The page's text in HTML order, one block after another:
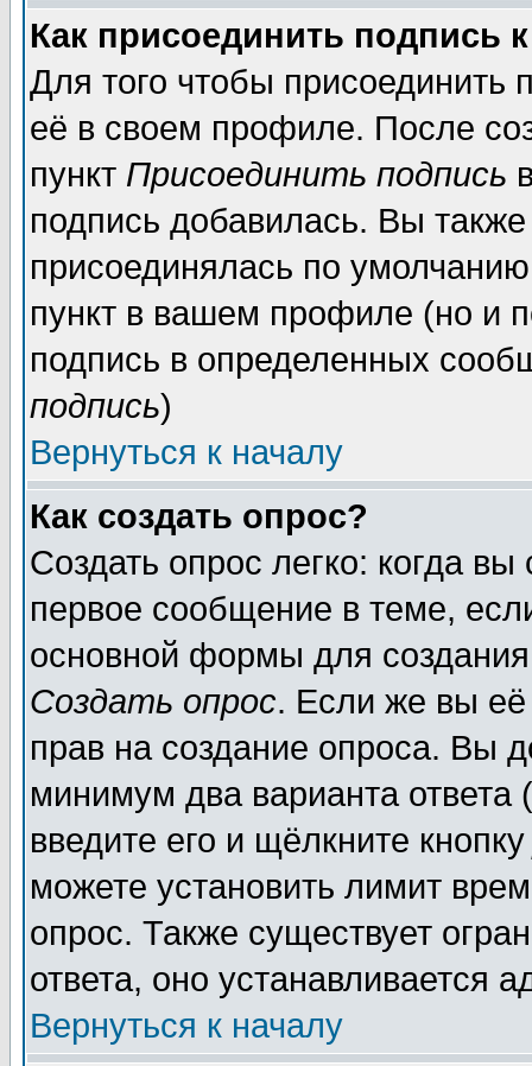
Как присоединить подпись
Для того чтобы присоединить
её в своем профиле. После
пункт Присоединить подпись
подпись добавилась. Вы
присоединялась по
пункт в вашем профиле (но и
подпись в определенных
подпись)
Вернуться к началу
Как создать опрос?
Создать опрос легко: когда
первое сообщение в теме,
основной формы для
Создать опрос. Если же вы её
прав на создание опроса. Вы
минимум два варианта ответа
введите его и щёлкните
можете установить лимит
опрос. Также существует
ответа, оно устанавливается
Вернуться к началу